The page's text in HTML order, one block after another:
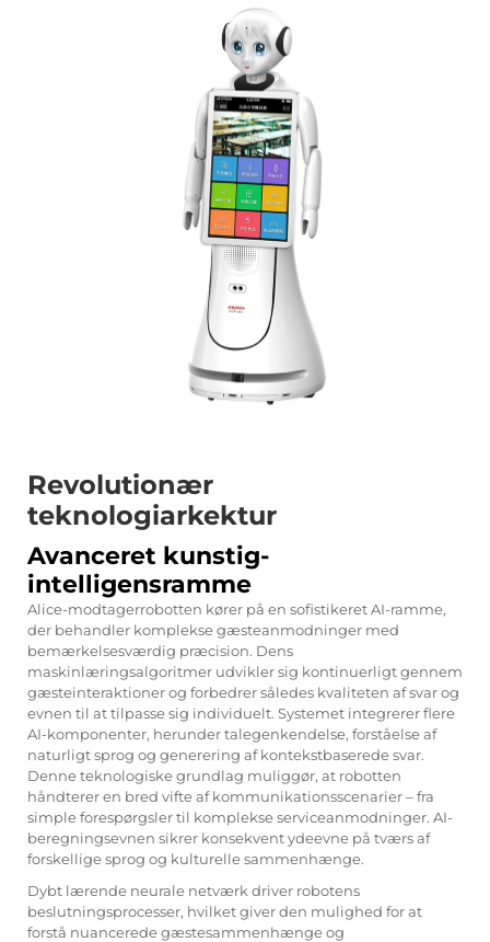
Revolutionær
teknologiarkektur
Avanceret kunstig-
intelligensramme
Alice-modtagerrobotten kører på en sofistikeret AI-ramme,
der behandler komplekse gæsteanmodninger med
bemærkelsesværdig præcision. Dens
maskinlæringsalgoritmer udvikler sig kontinuerligt gennem
gæsteinteraktioner og forbedrer således kvaliteten af svar og
evnen til at tilpasse sig individuelt. Systemet integrerer flere
AI-komponenter, herunder talegenkendelse, forståelse af
naturligt sprog og generering af kontekstbaserede svar.
Denne teknologiske grundlag muliggør, at robotten
håndterer en bred vifte af kommunikationsscenarier – fra
simple forespørgsler til komplekse serviceanmodninger. AI-
beregningsevnen sikrer konsekvent ydeevne på tværs af
forskellige sprog og kulturelle sammenhænge.
Dybt lærende neurale netværk driver robotens
beslutningsprocesser, hvilket giver den mulighed for at
forstå nuancerede gæstesammenhænge og